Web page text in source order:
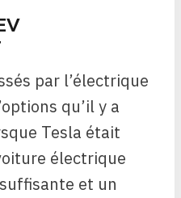
par l’électrique
qu’il y a
Tesla était
électrique
et un